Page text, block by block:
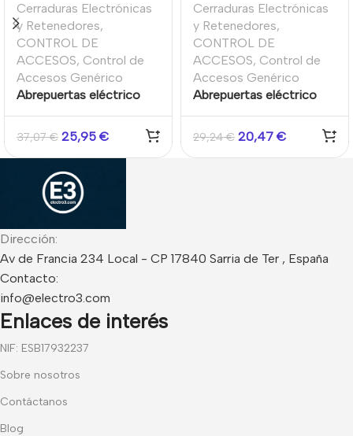
Cerraduras Electrónicas
y Retenedores,
CONTROL DE
ACCESOS, Control de
Accesos Genérico
Abrepuertas eléctrico
tipo pestillo eléctrico.
Fail Secure.NC. Placa de
montaje larga. Retención
sin corriente
37,07€ 25,95 €
Cerraduras Electrónicas
y Retenedores,
CONTROL DE
ACCESOS, Control de
Accesos Genérico
Abrepuertas eléctrico
tipo pestillo eléctrico.
Normalmente cerrado
NC. Placa de montaje
29,24€ 20,47 €
Dirección:
Av de Francia 234 Local - CP 17840 Sarria de Ter , España
Contacto:
info@electro3.com
Enlaces de interés
NIF: ESB17932237
Sobre nosotros
Contáctanos
Blog